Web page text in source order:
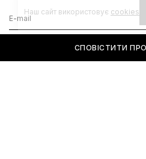
СПОВІСТИТИ
Наш сайт використовує cookies